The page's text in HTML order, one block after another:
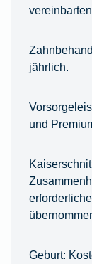
jährlich.
und
Geburt: